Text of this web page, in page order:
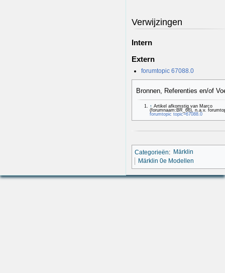
Verwijzingen
Intern
Extern
forumtopic 67088.0
Bronnen, Referenties en/of
↑ Artikel afkomstig van Marco
(forumnaam:BR_66), n.a.v.
forumtopic topic=67088.0
Categorieën: Märklin
Märklin 0e Modellen